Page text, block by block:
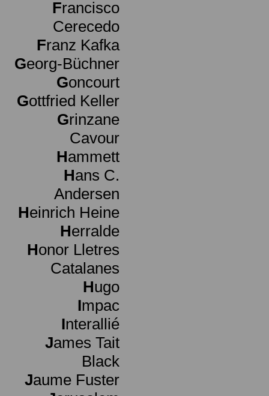
Francisco
Cerecedo
Franz Kafka
Georg-Büchner
Goncourt
Gottfried Keller
Grinzane
Cavour
Hammett
Hans C.
Andersen
Heinrich Heine
Herralde
Honor Lletres
Catalanes
Hugo
Impac
Interallié
James Tait
Black
Jaume Fuster